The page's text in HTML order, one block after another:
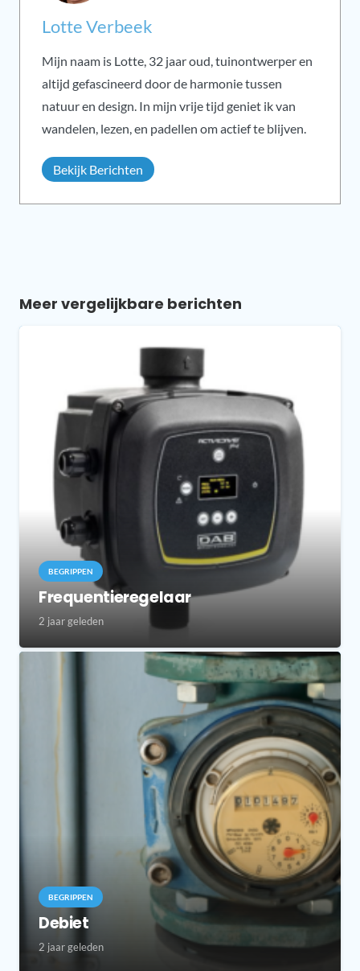
Lotte Verbeek
Mijn naam is Lotte, 32 jaar oud, tuinontwerper en
altijd gefascineerd door de harmonie tussen
natuur en design. In mijn vrije tijd geniet ik van
wandelen, lezen, en padellen om actief te blijven.
Bekijk Berichten
Meer vergelijkbare berichten
BEGRIPPEN
Frequentieregelaar
2 jaar geleden
BEGRIPPEN
Debiet
2 jaar geleden